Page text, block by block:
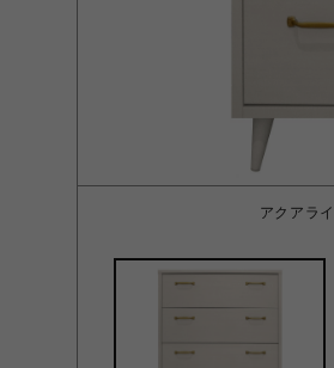
アクアラ